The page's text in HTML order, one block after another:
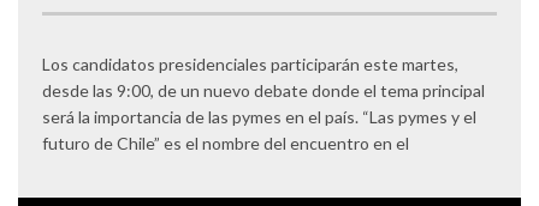
Los candidatos presidenciales participarán este martes,
desde las 9:00, de un nuevo debate donde el tema principal
será la importancia de las pymes en el país. “Las pymes y el
futuro de Chile” es el nombre del encuentro en el